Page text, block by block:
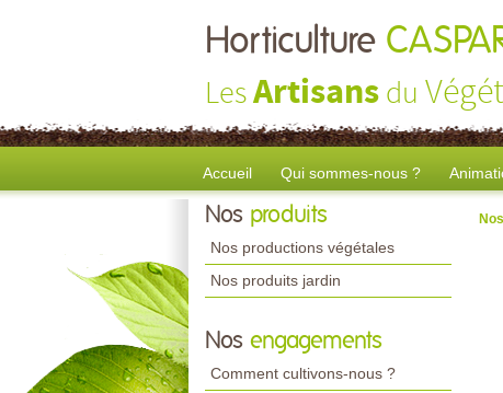
Horticulture
LesArtisans du
Accueil Qui sommes-nous ?
Nos produits
Nos productions végétales
Nos produits jardin
Nos engagements
Comment cultivons-nous ?